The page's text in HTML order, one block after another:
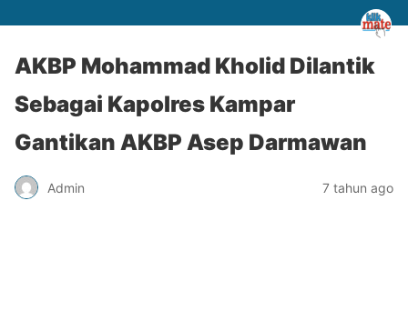
AKBP Mohammad Kholid Dilantik
Sebagai Kapolres Kampar
Gantikan AKBP Asep Darmawan
Admin 7 tahun ago